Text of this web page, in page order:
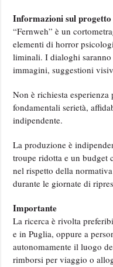
Informazioni sul progetto
“Fernweh” è un
elementi di horror
liminali. I dialoghi
immagini, suggestioni
Non è richiesta esperienza
fondamentali serietà,
indipendente.
La produzione è
troupe ridotta e un budget
nel rispetto della
durante le giornate di
Importante
La ricerca è rivolta
e in Puglia, oppure a
autonomamente il luogo
rimborsi per viaggio o